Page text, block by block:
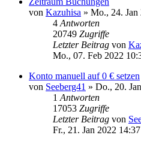
von Kazuhisa » Mo., 24. Jan
4 Antworten
20749 Zugriffe
Letzter Beitrag von
Mo., 07. Feb 2022
Konto manuell auf 0 € setzen
von Seeberg41 » Do., 20.
1 Antworten
17053 Zugriffe
Letzter Beitrag von
Fr., 21. Jan 2022 14:37